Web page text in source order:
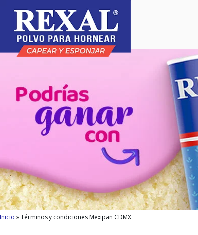
Inicio » Términos y condiciones Mexipan CDMX